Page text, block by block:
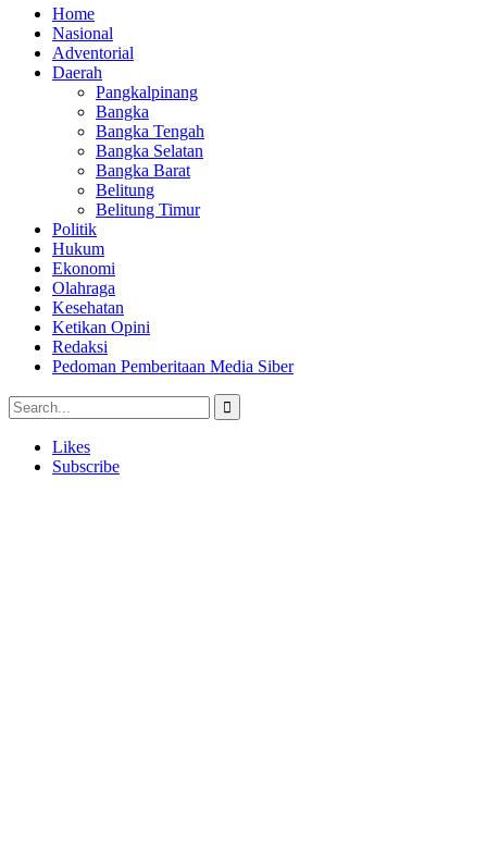
Home
Nasional
Adventorial
Daerah
Pangkalpinang
Bangka
Bangka Tengah
Bangka Selatan
Bangka Barat
Belitung
Belitung Timur
Politik
Hukum
Ekonomi
Olahraga
Kesehatan
Ketikan Opini
Redaksi
Pedoman Pemberitaan Media Siber
Likes
Subscribe